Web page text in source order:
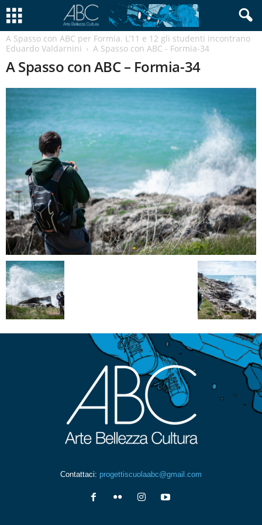
A Spasso con ABC per Formia. L’11 e 12 gli studenti incontrano
Eduardo Valdarnini
A Spasso con ABC - Formia-34
A Spasso con ABC – Formia-34
Contattaci: progettiscuolaabc@gmail.com